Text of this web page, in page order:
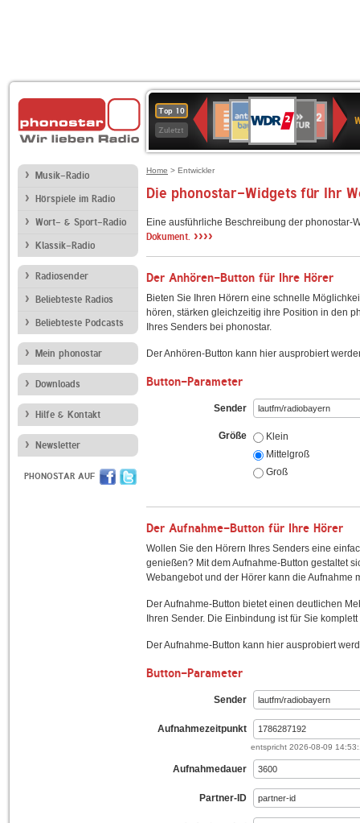
Top 10
Zuletzt
Deutschlandfunk
90er
OLDIE
ANTENNE
4
KLASSIK
Deutschlandfunk
KulturBAYERN
2
Kultur
NDR
2
Musik-Radio
Hörspiele im Radio
Wort- & Sport-Radio
Klassik-Radio
Radiosender
Beliebteste Radios
Beliebteste Podcasts
Mein phonostar
Downloads
Hilfe & Kontakt
Newsletter
PHONOSTAR AUF
Home > Entwickler
Die phonostar-Widgets für Ihr
Eine ausführliche Beschreibung der
Dokument. ››››
Der Anhören-Button für Ihre Hörer
Bieten Sie Ihren Hörern eine schnelle
hören, stärken gleichzeitig ihre Position in den
Ihres Senders bei phonostar.
Der Anhören-Button kann hier ausprobiert
Button-Parameter
Sender
Größe
Klein
Mittelgroß
Groß
Der Aufnahme-Button für Ihre Hörer
Wollen Sie den Hörern Ihres Senders eine
genießen? Mit dem Aufnahme-Button gestaltet
Webangebot und der Hörer kann die Aufnahme
Der Aufnahme-Button bietet einen deutlichen
Ihren Sender. Die Einbindung ist für Sie
Der Aufnahme-Button kann hier ausprobiert
Button-Parameter
Sender
Aufnahmezeitpunkt
entspricht 2026-08-09
Aufnahmedauer
Partner-ID